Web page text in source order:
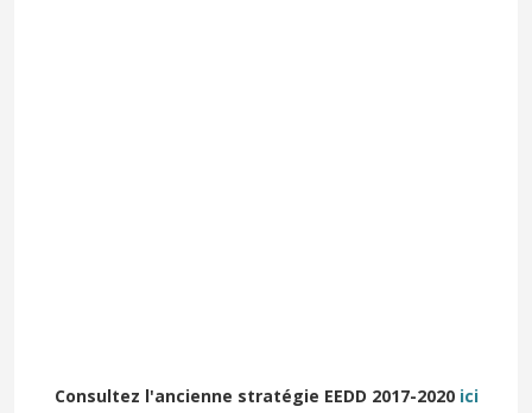
Consultez l'ancienne stratégie EEDD 2017-2020 ici